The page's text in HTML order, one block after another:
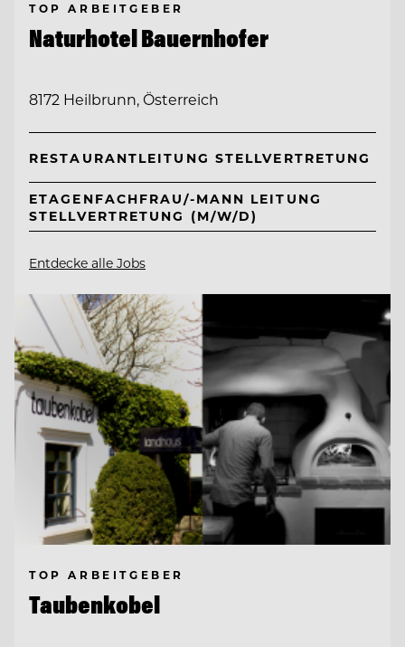
TOP ARBEITGEBER
Naturhotel Bauernhofer
8172 Heilbrunn, Österreich
RESTAURANTLEITUNG STELLVERTRETUNG
ETAGENFACHFRAU/-MANN LEITUNG
STELLVERTRETUNG (M/W/D)
Entdecke alle Jobs
TOP ARBEITGEBER
Taubenkobel